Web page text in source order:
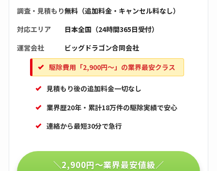
調査・見積もり無料（追加料金・キャンセル料なし）
対応エリア
日本全国（24時間365日受付）
運営会社
ビッグドラゴン合同会社
駆除費用「2,900円〜」の業界最安クラス
見積もり後の追加料金一切なし
業界歴20年・累計18万件の駆除実績で安心
連絡から最短30分で急行
＼2,900円〜業界最安値級／